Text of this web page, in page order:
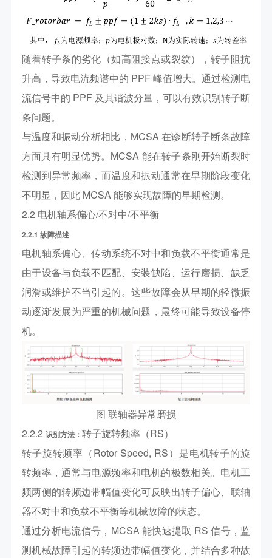
随着转子条的劣化（如高阻接点或裂纹），转子阻抗
升高，导致电流频谱中的 PPF 峰值增大。通过检测电
流信号中的 PPF 及其谐波分量，可以有效识别转子断
条问题。
与温度和振动分析相比，MCSA 在诊断转子断条故障
方面具有明显优势。MCSA 能在转子条刚开始断裂时
检测到异常频率，而温度和振动通常在早期阶段变化
不明显，因此 MCSA 能够实现故障的早期检测。
2.2 电机轴系偏心/不对中/不平衡
2.2.1 故障描述
电机轴系偏心、传动系统不对中和负载不平衡通常是
由于设备与负载不匹配、安装缺陷、运行磨损、缺乏
润滑或维护不当引起的。这些故障会从早期的轻微振
动逐渐发展为严重的机械问题，最终可能导致设备停
机。
图 联轴器异常磨损
2.2.2 识别方法： 转子旋转频率（RS）
转子旋转频率（Rotor Speed, RS）是电机转子的旋
转频率，通常与电源频率和电机的极数相关。电机工
频两侧的转频边带幅值变化可反映出转子偏心、联轴
器不对中和负载不平衡等机械故障的状态。
通过分析电流信号，MCSA 能快速提取 RS 信号，监
测机械故障引起的转频边带幅值变化，并结合多种故